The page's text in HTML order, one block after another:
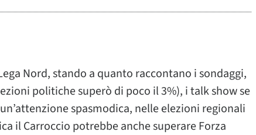
Nord, stando a quanto raccontano i sondaggi,
politiche superò di poco il 3%), i talk show se
spasmodica, nelle elezioni regionali
il Carroccio potrebbe anche superare Forza